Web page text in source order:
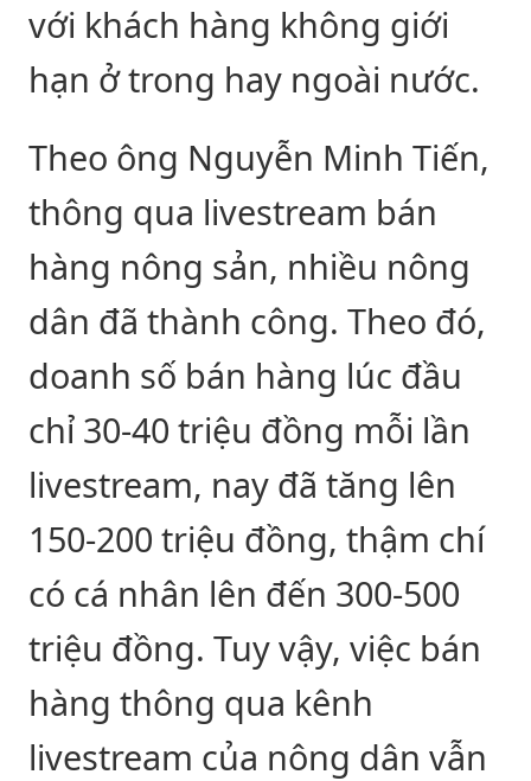
với khách hàng không giới
hạn ở trong hay ngoài nước.
Theo ông Nguyễn Minh Tiến,
thông qua livestream bán
hàng nông sản, nhiều nông
dân đã thành công. Theo đó,
doanh số bán hàng lúc đầu
chỉ 30-40 triệu đồng mỗi lần
livestream, nay đã tăng lên
150-200 triệu đồng, thậm chí
có cá nhân lên đến 300-500
triệu đồng. Tuy vậy, việc bán
hàng thông qua kênh
livestream của nông dân vẫn